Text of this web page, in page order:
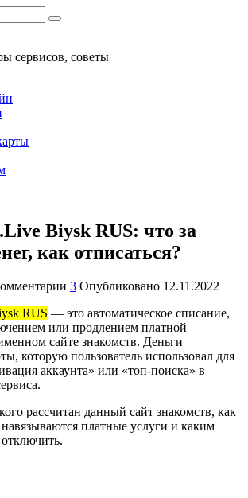
сервисов, советы
Biysk RUS: что за
как отписаться?
3 Опубликовано 12.11.2022
RUS — это автоматическое списание,
или продлением платной
сайте знакомств. Деньги
которую пользователь использовал для
аккаунта» или «топ-поиска» в
рассчитан данный сайт знакомств, как
навязываются платные услуги и каким